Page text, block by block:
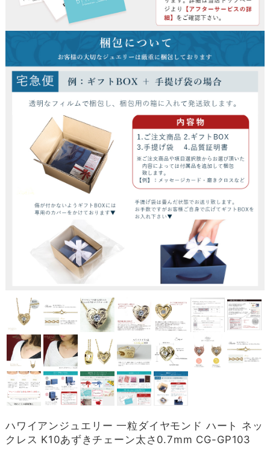
ハワイアンジュエリー 一粒ダイヤモンド ハート ネッ
クレス K10あずきチェーン太さ0.7mm CG-GP103